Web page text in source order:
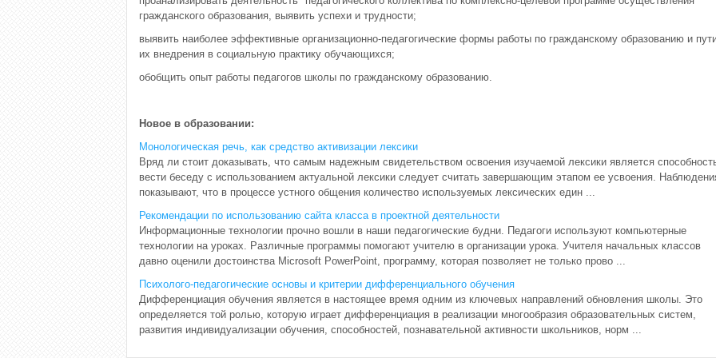
гражданского образования, выявить успехи и трудности;
выявить наиболее эффективные организационно-педагогические формы работы по гражданскому образованию и
их внедрения в социальную практику обучающихся;
обобщить опыт работы педагогов школы по гражданскому образованию.
Новое в образовании:
Монологическая речь, как средство активизации лексики
Вряд ли стоит доказывать, что самым надежным свидетельством освоения изучаемой лексики является
вести беседу с использованием актуальной лексики следует считать завершающим этапом ее усвоения.
показывают, что в процессе устного общения количество используемых лексических един ...
Рекомендации по использованию сайта класса в проектной деятельности
Информационные технологии прочно вошли в наши педагогические будни. Педагоги используют компьютерные
технологии на уроках. Различные программы помогают учителю в организации урока. Учителя начальных классов
давно оценили достоинства Microsoft PowerPoint, программу, которая позволяет не только прово ...
Психолого-педагогические основы и критерии дифференциального обучения
Дифференциация обучения является в настоящее время одним из ключевых направлений обновления школы. Это
определяется той ролью, которую играет дифференциация в реализации многообразия образовательных систем,
развития индивидуализации обучения, способностей, познавательной активности школьников, норм ...